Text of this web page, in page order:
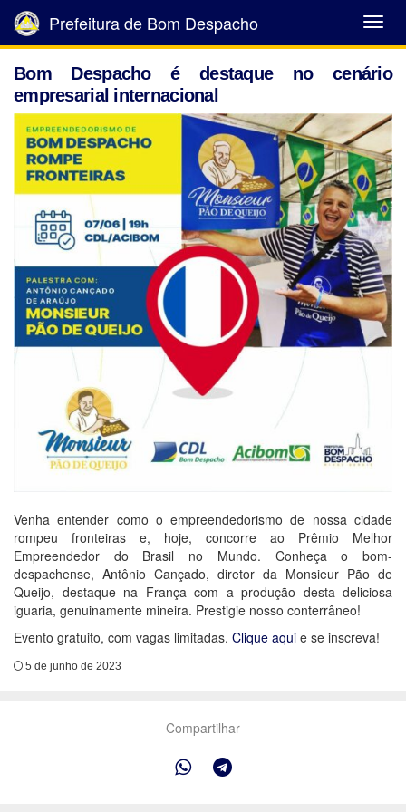
Abrir
Menu
Prefeitura de Bom Despacho
Bom Despacho é destaque no cenário
empresarial internacional
Venha entender como o empreendedorismo de nossa cidade
rompeu fronteiras e, hoje, concorre ao Prêmio Melhor
Empreendedor do Brasil no Mundo. Conheça o bom-
despachense, Antônio Cançado, diretor da Monsieur Pão de
Queijo, destaque na França com a produção desta deliciosa
iguaria, genuinamente mineira. Prestigie nosso conterrâneo!
Evento gratuito, com vagas limitadas. Clique aqui e se inscreva!
5 de junho de 2023
Compartilhar